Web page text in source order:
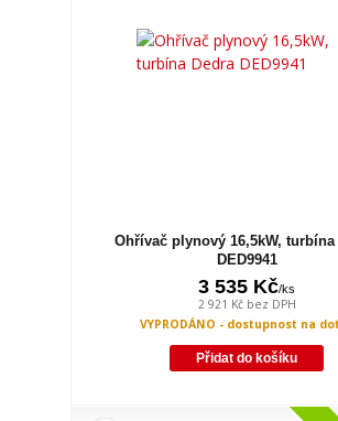
Ohřívač plynový 16,5kW, turbína
DED9941
3 535 Kč/ks
2 921 Kč bez DPH
VYPRODÁNO - dostupnost na
Přidat do košíku